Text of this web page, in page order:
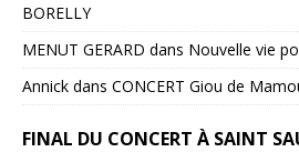
BORELLY
MENUT GERARD dans Nouvelle vie
Annick dans CONCERT Giou de
FINAL DU CONCERT À SAINT